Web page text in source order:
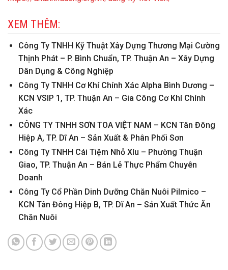
XEM THÊM:
Công Ty TNHH Kỹ Thuật Xây Dựng Thương Mại Cường
Thịnh Phát – P. Bình Chuẩn, TP. Thuận An – Xây Dựng
Dân Dụng & Công Nghiệp
Công Ty TNHH Cơ Khí Chính Xác Alpha Bình Dương –
KCN VSIP 1, TP. Thuận An – Gia Công Cơ Khí Chính
Xác
CÔNG TY TNHH SƠN TOA VIỆT NAM – KCN Tân Đông
Hiệp A, TP. Dĩ An – Sản Xuất & Phân Phối Sơn
Công Ty TNHH Cái Tiệm Nhỏ Xíu – Phường Thuận
Giao, TP. Thuận An – Bán Lẻ Thực Phẩm Chuyên
Doanh
Công Ty Cổ Phần Dinh Dưỡng Chăn Nuôi Pilmico –
KCN Tân Đông Hiệp B, TP. Dĩ An – Sản Xuất Thức Ăn
Chăn Nuôi